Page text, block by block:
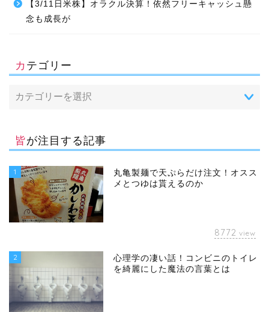
【3/11日米株】オラクル決算！依然フリーキャッシュ懸
念も成長が
カテゴリー
皆が注目する記事
1
丸亀製麺で天ぷらだけ注文！オスス
メとつゆは貰えるのか
8772 view
2
心理学の凄い話！コンビニのトイレ
を綺麗にした魔法の言葉とは